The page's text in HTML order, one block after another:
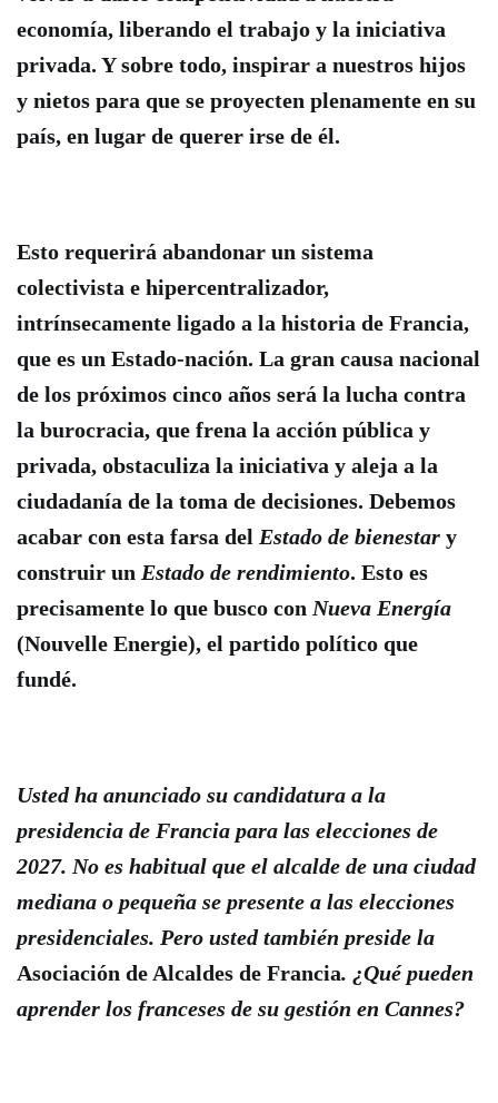
economía, liberando el trabajo y la iniciativa
privada. Y sobre todo, inspirar a nuestros hijos
y nietos para que se proyecten plenamente en su
país, en lugar de querer irse de él.
Esto requerirá abandonar un sistema
colectivista e hipercentralizador,
intrínsecamente ligado a la historia de Francia,
que es un Estado-nación. La gran causa nacional
de los próximos cinco años será la lucha contra
la burocracia, que frena la acción pública y
privada, obstaculiza la iniciativa y aleja a la
ciudadanía de la toma de decisiones. Debemos
acabar con esta farsa del Estado de bienestar y
construir un Estado de rendimiento. Esto es
precisamente lo que busco con Nueva Energía
(Nouvelle Energie), el partido político que
fundé.
Usted ha anunciado su candidatura a la
presidencia de Francia para las elecciones de
2027. No es habitual que el alcalde de una ciudad
mediana o pequeña se presente a las elecciones
presidenciales. Pero usted también preside la
Asociación de Alcaldes de Francia. ¿Qué pueden
aprender los franceses de su gestión en Cannes?